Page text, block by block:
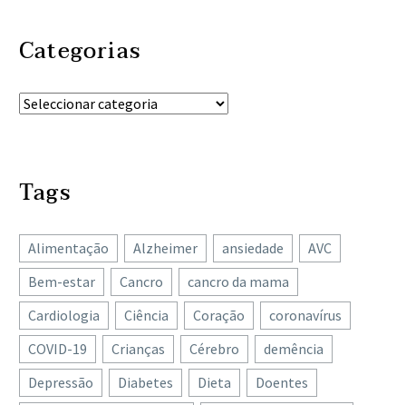
Categorias
Tags
Alimentação Alzheimer ansiedade
AVC
Bem-estar
Cancro
cancro da mama
Cardiologia
Ciência Coração
coronavírus
COVID-19
Crianças Cérebro
demência
Depressão
Diabetes Dieta
Doentes